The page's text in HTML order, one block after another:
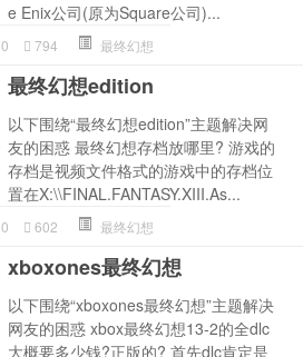
e Enix公司(原为Square公司)...
0 794 最终幻想
最终幻想edition
以下围绕“最终幻想edition”主题解决网
友的困惑 最终幻想存档放哪里? 游戏的
存档是视频文件格式的游戏中的存档位
置在X:\\FINAL.FANTASY.XIII.As...
0 602 最终幻想
xboxones最终幻想
以下围绕“xboxones最终幻想”主题解决
网友的困惑 xbox最终幻想13-2的全dlc
大概要多少钱?正版的? 首先dlc肯定是